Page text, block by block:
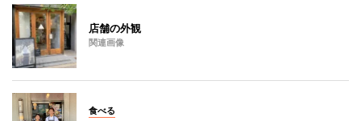
店舗の外観
関連画像
食べる